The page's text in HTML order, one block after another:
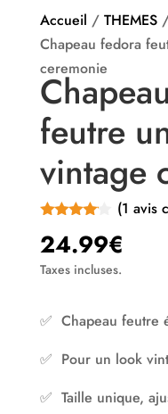
Accueil / THEMES
Chapeau fedora
ceremonie
feutre
vintage
sur 5
sur
(1 avis
24.99€
Taxes incluses.
✅ Chapeau feutre
✅ Pour un look
✅ Taille unique,